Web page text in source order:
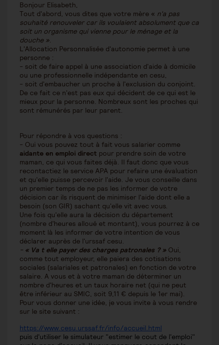
Bonjour Elisabeth,
Tout d'abord, vous dites que votre mère « n'a pas
souhaité renouveler car ils voulaient absolument que ca
soit un organisme quivienne pour le ménage et la
douche ».
L'Allocation Personnalisée d'autonomie permet à une
personne :
- soit de faire appel à une association d'aide à domicile
ou une professionnelle indépendante en cesu,
- soit d'embaucher un proche à l'exclusion du conjoint.
De ce fait ce n'est pas eux qui décident de ce qui est le
mieux pour la personne. Nombreux sont les proches qui
sont rémunérés par leur parent.
Pour répondre à vos questions :
- Oui vous pouvez tout à fait vous salarier comme
aidante en emploi direct pour prendre soin de votre
maman, ce qui vous faites déjà. Il faut donc que vous
recontactiez le service APA pour refaire une évaluation
et qu'elle puisse percevoir l'aide. Je vous conseille dans
un premier temps de ne pas les informer de votre
décision car ils risquent de minimiser l'aide dont elle a
besoin (son GIR) sachant qu'elle vit avec vous.
Une fois qu'elle aura la décision du département
(nombre d'heures alloué et montant), vous pourrez à ce
moment là les informer de votre intention de vous
déclarer auprès de l'urssaf cesu.
- « Va t elle payer des charges patronales ? » Oui,
comme tout employeur, elle paiera des cotisations
sociales (salariales et patronales) en fonction de votre
salaire. A vous et à votre maman de déterminer un
nombre d'heures et un taux horaire net (qui ne peut
être inférieur au SMIC, soit 9,11 € depuis le 1er mai).
Pour vous donner une idée, je vous invite à vous rendre
sur le site suivant :
https://www.cesu.urssaf.fr/info/accueil.html
puis d'utiliser le simulateur "estimer le cout de l'emploi"